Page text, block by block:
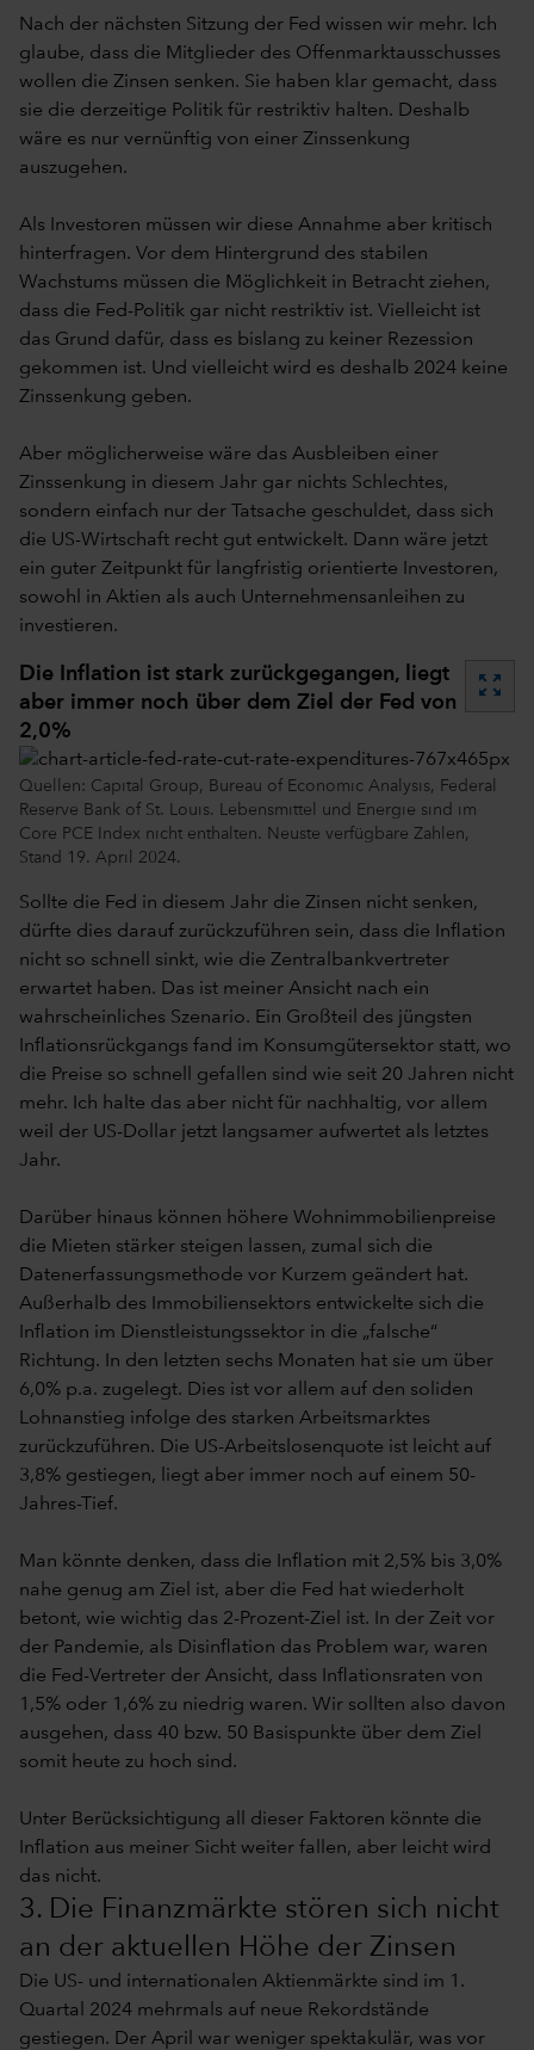
Nach der nächsten Sitzung der Fed wissen wir mehr. Ich
glaube, dass die Mitglieder des Offenmarktausschusses
wollen die Zinsen senken. Sie haben klar gemacht, dass
sie die derzeitige Politik für restriktiv halten. Deshalb
wäre es nur vernünftig von einer Zinssenkung
auszugehen.
Als Investoren müssen wir diese Annahme aber kritisch
hinterfragen. Vor dem Hintergrund des stabilen
Wachstums müssen die Möglichkeit in Betracht ziehen,
dass die Fed-Politik gar nicht restriktiv ist. Vielleicht ist
das Grund dafür, dass es bislang zu keiner Rezession
gekommen ist. Und vielleicht wird es deshalb 2024 keine
Zinssenkung geben.
Aber möglicherweise wäre das Ausbleiben einer
Zinssenkung in diesem Jahr gar nichts Schlechtes,
sondern einfach nur der Tatsache geschuldet, dass sich
die US-Wirtschaft recht gut entwickelt. Dann wäre jetzt
ein guter Zeitpunkt für langfristig orientierte Investoren,
sowohl in Aktien als auch Unternehmensanleihen zu
investieren.
Die Inflation ist stark zurückgegangen, liegt
aber immer noch über dem Ziel der Fed von
2,0%
zoom_out_map
Quellen: Capital Group, Bureau of Economic Analysis, Federal
Reserve Bank of St. Louis. Lebensmittel und Energie sind im
Core PCE Index nicht enthalten. Neuste verfügbare Zahlen,
Stand 19. April 2024.
Sollte die Fed in diesem Jahr die Zinsen nicht senken,
dürfte dies darauf zurückzuführen sein, dass die Inflation
nicht so schnell sinkt, wie die Zentralbankvertreter
erwartet haben. Das ist meiner Ansicht nach ein
wahrscheinliches Szenario. Ein Großteil des jüngsten
Inflationsrückgangs fand im Konsumgütersektor statt, wo
die Preise so schnell gefallen sind wie seit 20 Jahren nicht
mehr. Ich halte das aber nicht für nachhaltig, vor allem
weil der US-Dollar jetzt langsamer aufwertet als letztes
Jahr.
Darüber hinaus können höhere Wohnimmobilienpreise
die Mieten stärker steigen lassen, zumal sich die
Datenerfassungsmethode vor Kurzem geändert hat.
Außerhalb des Immobiliensektors entwickelte sich die
Inflation im Dienstleistungssektor in die „falsche“
Richtung. In den letzten sechs Monaten hat sie um über
6,0% p.a. zugelegt. Dies ist vor allem auf den soliden
Lohnanstieg infolge des starken Arbeitsmarktes
zurückzuführen. Die US-Arbeitslosenquote ist leicht auf
3,8% gestiegen, liegt aber immer noch auf einem 50-
Jahres-Tief.
Man könnte denken, dass die Inflation mit 2,5% bis 3,0%
nahe genug am Ziel ist, aber die Fed hat wiederholt
betont, wie wichtig das 2-Prozent-Ziel ist. In der Zeit vor
der Pandemie, als Disinflation das Problem war, waren
die Fed-Vertreter der Ansicht, dass Inflationsraten von
1,5% oder 1,6% zu niedrig waren. Wir sollten also davon
ausgehen, dass 40 bzw. 50 Basispunkte über dem Ziel
somit heute zu hoch sind.
Unter Berücksichtigung all dieser Faktoren könnte die
Inflation aus meiner Sicht weiter fallen, aber leicht wird
das nicht.
3. Die Finanzmärkte stören sich nicht
an der aktuellen Höhe der Zinsen
Die US- und internationalen Aktienmärkte sind im 1.
Quartal 2024 mehrmals auf neue Rekordstände
gestiegen. Der April war weniger spektakulär, was vor